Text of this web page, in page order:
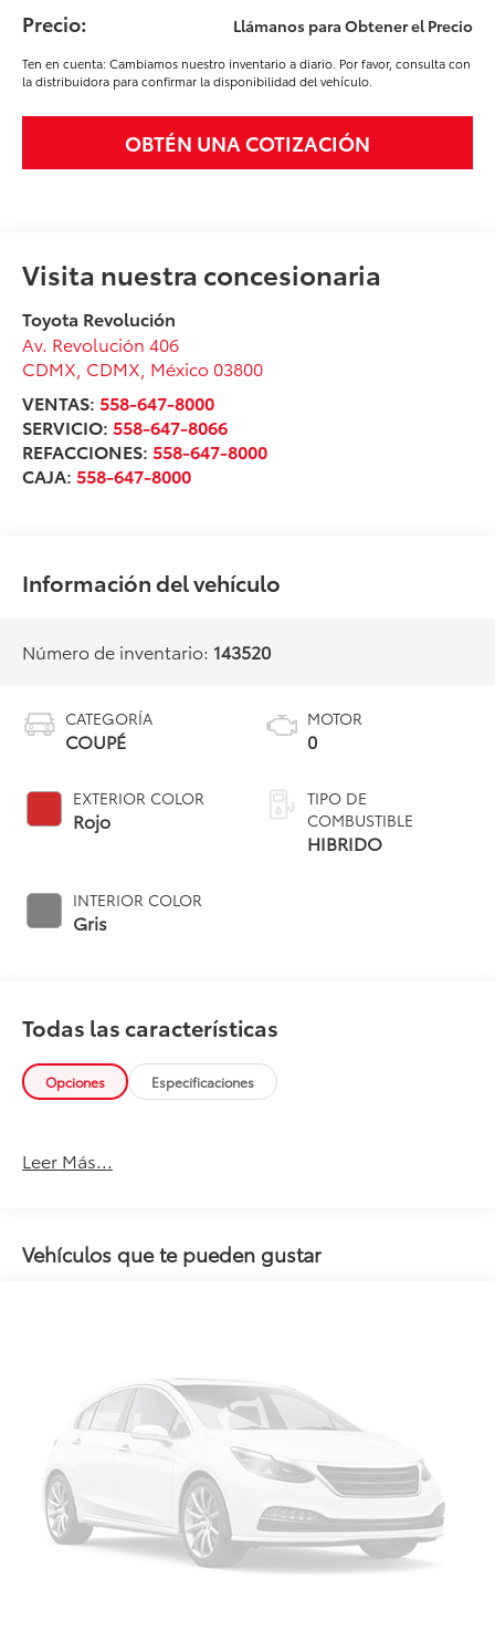
Precio: Llámanos para Obtener el Precio
Ten en cuenta: Cambiamos nuestro inventario a diario. Por favor, consulta con
la distribuidora para confirmar la disponibilidad del vehículo.
OBTÉN UNA COTIZACIÓN
Visita nuestra concesionaria
Toyota Revolución
Av. Revolución 406
CDMX CDMX , México 03800
VENTAS:558-647-8000
SERVICIO:558-647-8066
REFACCIONES:558-647-8000
CAJA:558-647-8000
Información del vehículo
Número de inventario: 143520
CATEGORÍA
COUPÉ
EXTERIOR COLOR
Rojo
INTERIOR COLOR
Gris
MOTOR
0
TIPO DE
COMBUSTIBLE
HIBRIDO
Todas las características
Opciones Especificaciones
Leer Más...
Vehículos que te pueden gustar